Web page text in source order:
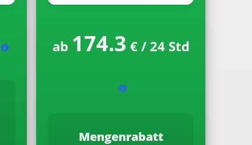
ab 174.3 € / 24 Std
Mengenrabatt